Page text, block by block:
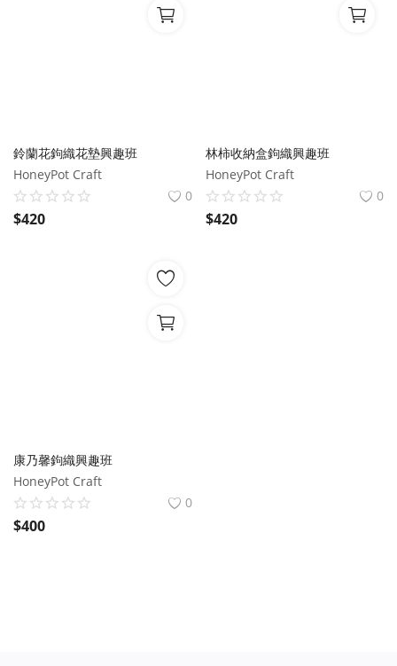
鈴蘭花鉤織花墊興趣班
HoneyPot Craft
0
$420
林柿收納盒鉤織興趣班
HoneyPot Craft
0
$420
康乃馨鉤織興趣班
HoneyPot Craft
0
$400